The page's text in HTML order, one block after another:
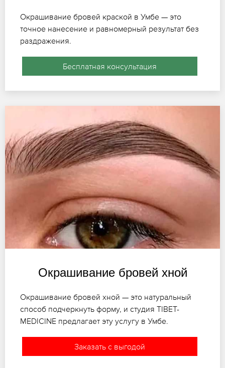
Окрашивание бровей краской в Умбе — это
точное нанесение и равномерный результат без
раздражения.
Бесплатная консультация
Окрашивание бровей хной
Окрашивание бровей хной — это натуральный
способ подчеркнуть форму, и студия TIBET-
MEDICINE предлагает эту услугу в Умбе.
Заказать с выгодой